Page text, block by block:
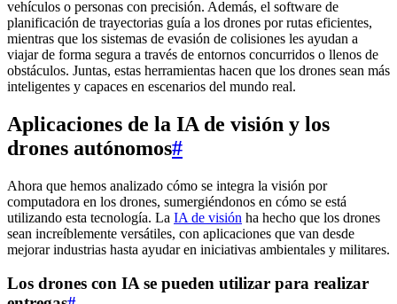
vehículos o personas con precisión. Además, el software de
planificación de trayectorias guía a los drones por rutas eficientes,
mientras que los sistemas de evasión de colisiones les ayudan a
viajar de forma segura a través de entornos concurridos o llenos de
obstáculos. Juntas, estas herramientas hacen que los drones sean más
inteligentes y capaces en escenarios del mundo real.
Aplicaciones de la IA de visión y los
drones autónomos#
Ahora que hemos analizado cómo se integra la visión por
computadora en los drones, sumergiéndonos en cómo se está
utilizando esta tecnología. La IA de visión ha hecho que los drones
sean increíblemente versátiles, con aplicaciones que van desde
mejorar industrias hasta ayudar en iniciativas ambientales y militares.
Los drones con IA se pueden utilizar para realizar